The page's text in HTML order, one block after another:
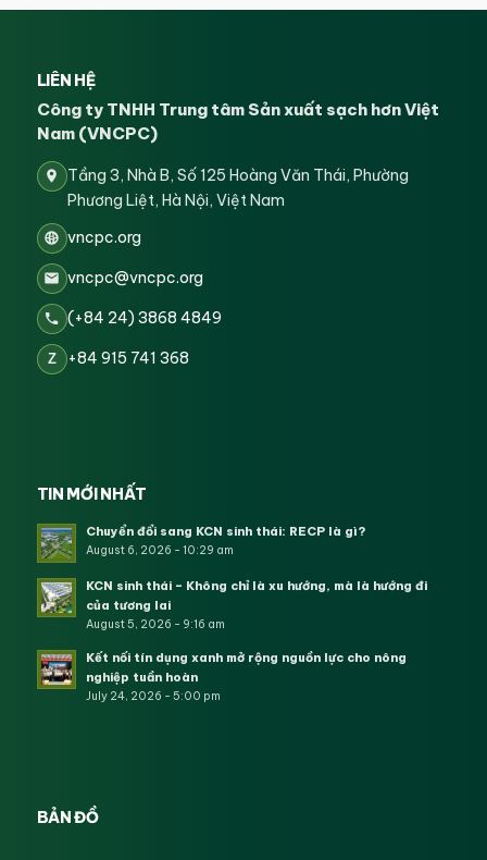
LIÊN HỆ
Công ty TNHH Trung tâm Sản xuất sạch hơn Việt
Nam (VNCPC)
Tầng 3, Nhà B, Số 125 Hoàng Văn Thái, Phường
Phương Liệt, Hà Nội, Việt Nam
vncpc.org
vncpc@vncpc.org
(+84 24) 3868 4849
Z +84 915 741 368
TIN MỚI NHẤT
Chuyển đổi sang KCN sinh thái: RECP là gì?
August 6, 2026 - 10:29 am
KCN sinh thái – Không chỉ là xu hướng, mà là hướng đi
của tương lai
August 5, 2026 - 9:16 am
Kết nối tín dụng xanh mở rộng nguồn lực cho nông
nghiệp tuần hoàn
July 24, 2026 - 5:00 pm
BẢN ĐỒ